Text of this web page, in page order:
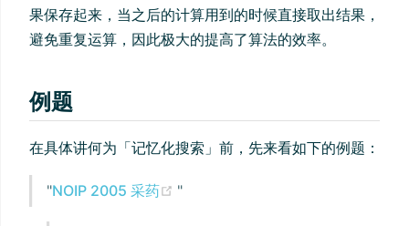
果保存起来，当之后的计算用到的时候直接取出结果，
避免重复运算，因此极大的提高了算法的效率。
例题
在具体讲何为「记忆化搜索」前，先来看如下的例题：
"NOIP 2005 采药 (opens new window)
"